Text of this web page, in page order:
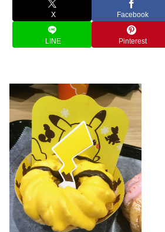
X Facebook
LINE Pinterest